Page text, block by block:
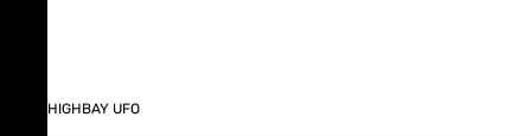
HIGHBAY UFO